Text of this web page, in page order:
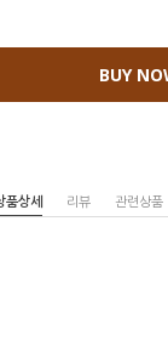
BUY
품상세 리뷰 관련상품